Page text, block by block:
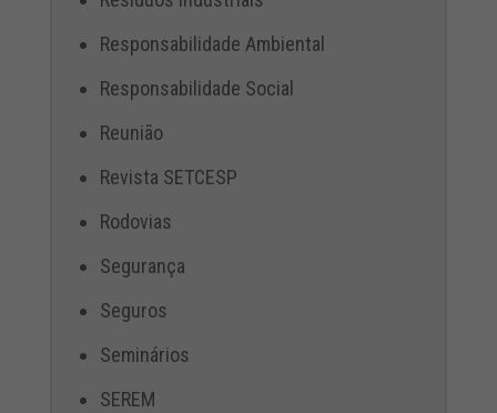
Responsabilidade Ambiental
Responsabilidade Social
Reunião
Revista SETCESP
Rodovias
Segurança
Seguros
Seminários
SEREM